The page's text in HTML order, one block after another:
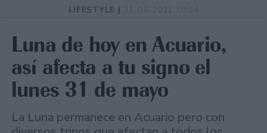
LIFESTYLE |
Luna de hoy en Acuario,
así afecta a tu signo el
lunes 31 de mayo
La Luna permanece en Acuario pero con